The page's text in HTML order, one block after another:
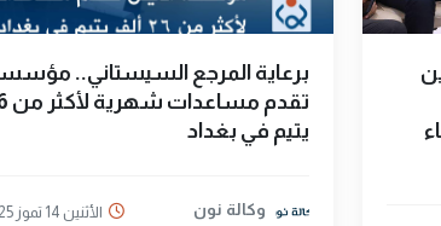
برعاية المرجع السيستاني..
يتيم في بغداد
وكالة نون الأثنين 14 تموز 2025